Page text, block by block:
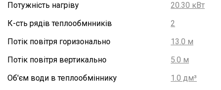
Потужність нагріву
20.30 кВт
К-сть рядів теплообмнників
2
Потік повітря горизонально
13.0 м
Потік повітря вертикально
5.0 м
Об'єм води в теплообміннику
1.0 дм³